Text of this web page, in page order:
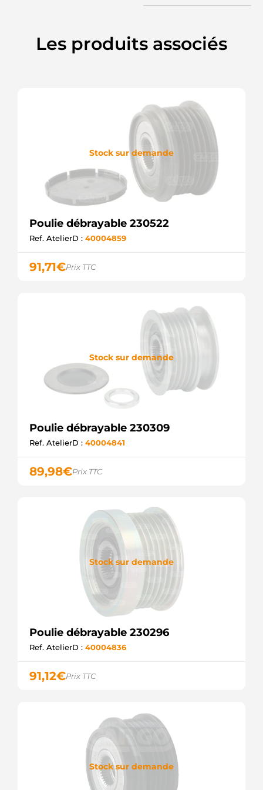
SANDO
UD809926AFP
KRAUF
5788
23058403OE
ELECTROLOG
Les produits associés
Stock sur demande
Poulie débrayable 230522
Ref. AtelierD : 40004859
91,71€Prix TTC
Stock sur demande
Poulie débrayable 230309
Ref. AtelierD : 40004841
89,98€Prix TTC
Stock sur demande
Poulie débrayable 230296
Ref. AtelierD : 40004836
91,12€Prix TTC
Stock sur demande